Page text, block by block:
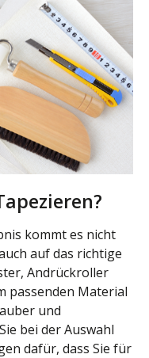
kommt es nicht
auf das richtige
Andrückroller
passenden Material
und
bei der Auswahl
dafür, dass Sie für